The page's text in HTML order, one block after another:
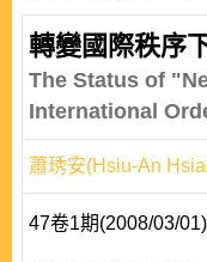
轉變國際秩序
The Status of
International
蕭琇安(Hsiu-An
47卷1期(2008/03/01)